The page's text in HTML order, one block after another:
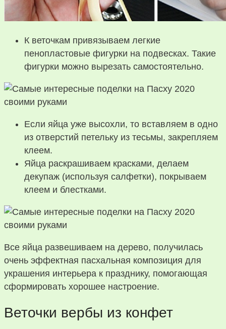
К веточкам привязываем легкие
пенопластовые фигурки на подвесках. Такие
фигурки можно вырезать самостоятельно.
Если яйца уже высохли, то вставляем в одно
из отверстий петельку из тесьмы, закрепляем
клеем.
Яйца раскрашиваем красками, делаем
декупаж (используя салфетки), покрываем
клеем и блестками.
Все яйца развешиваем на дерево, получилась
очень эффектная пасхальная композиция для
украшения интерьера к празднику, помогающая
сформировать хорошее настроение.
Веточки вербы из конфет